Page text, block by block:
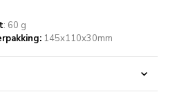
: 60 g
145x110x30mm